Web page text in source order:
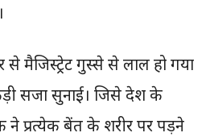
मैजिस्ट्रेट गुस्से से लाल हो गया
सजा सुनाई। जिसे देश के
ने प्रत्येक बेंत के शरीर पर पड़ने